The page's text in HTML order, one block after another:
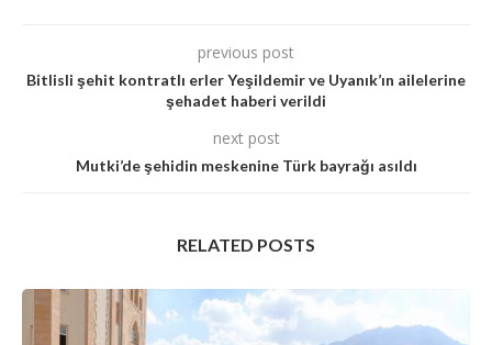
previous post
Bitlisli şehit kontratlı erler Yeşildemir ve Uyanık’ın ailelerine
şehadet haberi verildi
next post
Mutki’de şehidin meskenine Türk bayrağı asıldı
RELATED POSTS